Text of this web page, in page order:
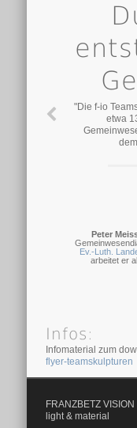
"Die f-io
etwa
Peter
Ev.-Luth.
arbeitet er
Infos:
Infomaterial zum
flyer-teamskulpturen
FRANZBETZ VISION
light & material